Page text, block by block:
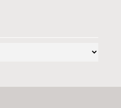
また、肌の炎症や赤みに
るので、二日酔いに効果